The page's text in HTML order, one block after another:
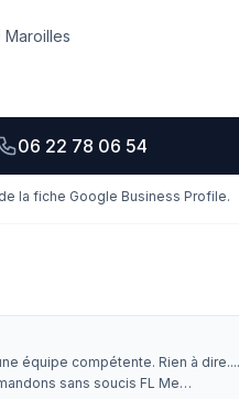
Maroilles
06 22 78 06 54
la fiche Google Business Profile.
équipe compétente. Rien à
sans soucis FL Me…